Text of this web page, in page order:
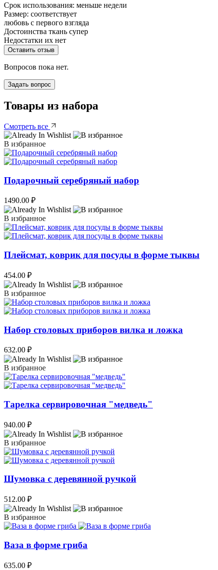
Срок использования: меньше недели
Размер: соответствует
любовь с первого взгляда
Достоинства ткань супер
Недостатки их нет
Оставить отзыв
Вопросов пока нет.
Задать вопрос
Товары из набора
Смотреть все
В избранное
Подарочный серебряный набор
1490.00 ₽
В избранное
Плейсмат, коврик для посуды в форме тыквы
454.00 ₽
В избранное
Набор столовых приборов вилка и ложка
632.00 ₽
В избранное
Тарелка сервировочная "медведь"
940.00 ₽
В избранное
Шумовка с деревянной ручкой
512.00 ₽
В избранное
Ваза в форме гриба
635.00 ₽